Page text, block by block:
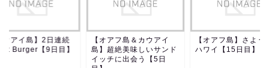
アフ島＆カウアイ
超絶美味しいサンド
【オアフ島】さようなら
ハワイ【15日目】
【カウアイ島】2日
Street Burger【9日